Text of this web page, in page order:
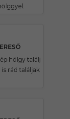
hölgy találj
rád találjak